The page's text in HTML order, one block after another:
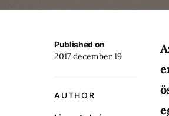
Published on
2017 december 19
AUTHOR